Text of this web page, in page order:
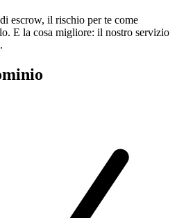
escrow, il rischio per te come
E la cosa migliore: il nostro servizio